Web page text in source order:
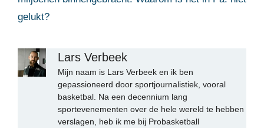
gelukt?
Lars Verbeek
Mijn naam is Lars Verbeek en ik ben
gepassioneerd door sportjournalistiek, vooral
basketbal. Na een decennium lang
sportevenementen over de hele wereld te hebben
verslagen, heb ik me bij Probasketball